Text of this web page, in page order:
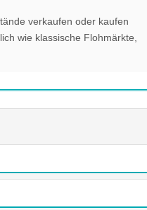
verkaufen oder kaufen
wie klassische Flohmärkte,